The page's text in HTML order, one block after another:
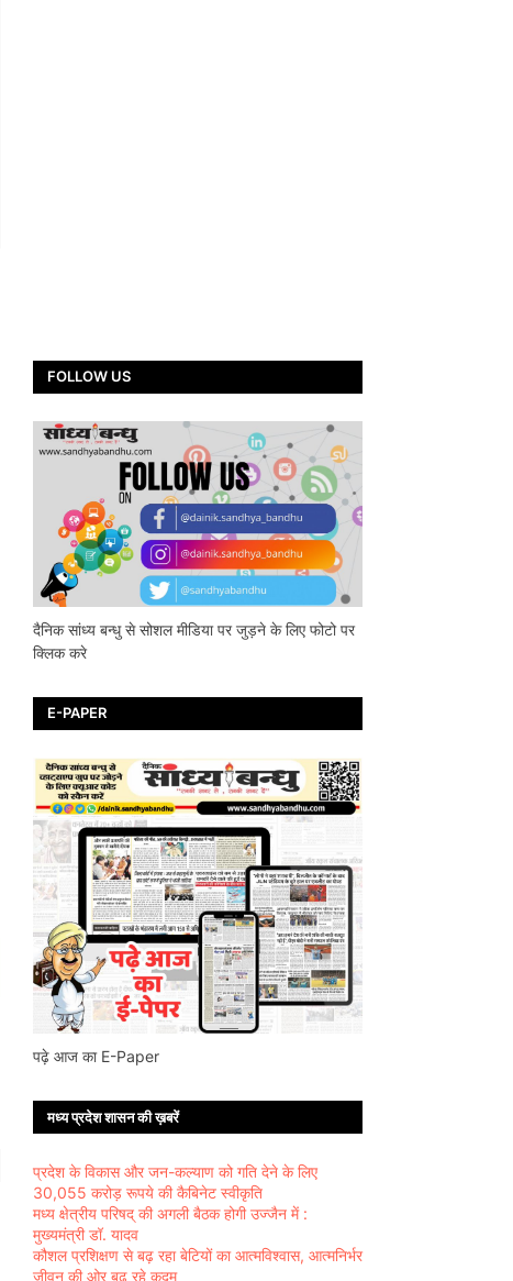
FOLLOW US
दैनिक सांध्य बन्धु से सोशल मीडिया पर जुड़ने के लिए फोटो पर
क्लिक करे
E-PAPER
पढ़े आज का E-Paper
मध्य प्रदेश शासन की ख़बरें
प्रदेश के विकास और जन-कल्याण को गति देने के लिए
30,055 करोड़ रूपये की कैबिनेट स्वीकृति
मध्य क्षेत्रीय परिषद् की अगली बैठक होगी उज्जैन में :
मुख्यमंत्री डॉ. यादव
कौशल प्रशिक्षण से बढ़ रहा बेटियों का आत्मविश्वास, आत्मनिर्भर
जीवन की ओर बढ़ रहे कदम